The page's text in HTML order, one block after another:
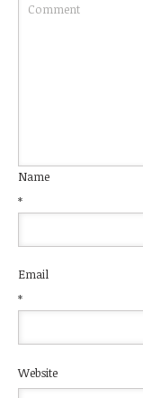
Name
*
Email
*
Website